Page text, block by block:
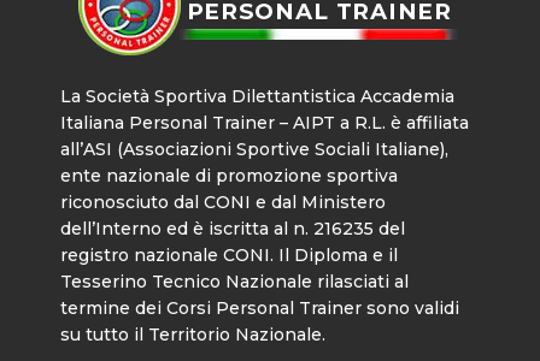
La Società Sportiva Dilettantistica Accademia
Italiana Personal Trainer – AIPT a R.L. è affiliata
all’ASI (Associazioni Sportive Sociali Italiane),
ente nazionale di promozione sportiva
riconosciuto dal CONI e dal Ministero
dell’Interno ed è iscritta al n. 216235 del
registro nazionale CONI. Il Diploma e il
Tesserino Tecnico Nazionale rilasciati al
termine dei Corsi Personal Trainer sono validi
su tutto il Territorio Nazionale.